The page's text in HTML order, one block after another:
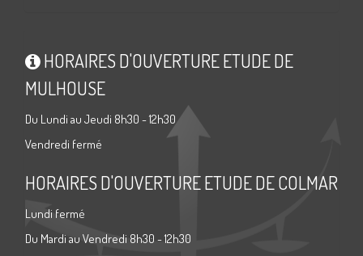
HORAIRES D'OUVERTURE ETUDE DE
MULHOUSE
Du Lundi au Jeudi 8h30 - 12h30
Vendredi fermé
HORAIRES D'OUVERTURE ETUDE DE COLMAR
Lundi fermé
Du Mardi au Vendredi 8h30 - 12h30